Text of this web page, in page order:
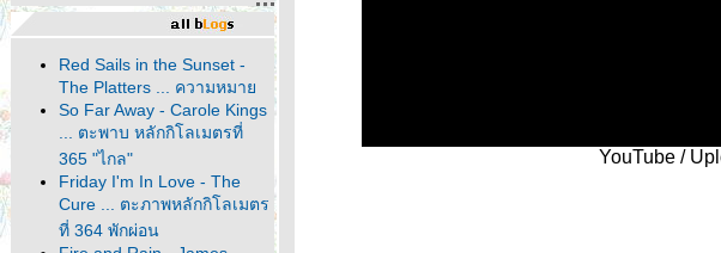
Red Sails in the Sunset -
The Platters ... ความหมา
So Far Away - Carole Kings
... ตะพาบ หลักกิโลเมตรที่
365 "ไกล"
Friday I'm In Love - The
Cure ... ตะภาพหลักกิโลเมตร
ที่ 364 พักผ่อน
YouTube /